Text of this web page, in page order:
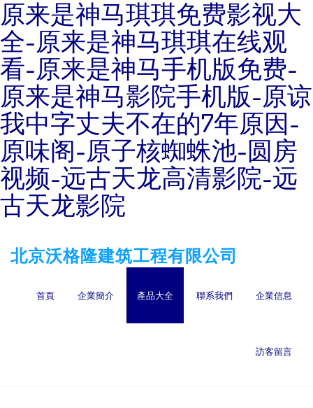
原来是神马琪琪免费影视大
全-原来是神马琪琪在线观
看-原来是神马手机版免费-
原来是神马影院手机版-原谅
我中字丈夫不在的7年原因-
原味阁-原子核蜘蛛池-圆房
视频-远古天龙高清影院-远
古天龙影院
北京沃格隆建筑工程有限公司
首頁 企業簡介 產品大全 聯系我們 企業信息
訪客留言